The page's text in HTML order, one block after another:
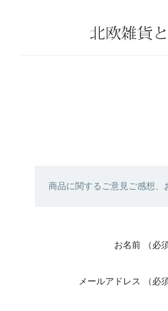
商品に関するご意見ご感想、
お名前 （必
メールアドレス （必